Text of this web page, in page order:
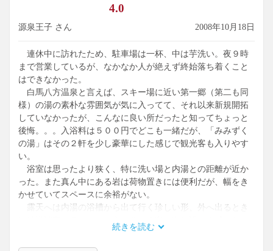
4.0
源泉王子 さん 2008年10月18日
連休中に訪れたため、駐車場は一杯、中は芋洗い。夜９時
まで営業しているが、なかなか人が絶えず終始落ち着くこと
はできなかった。
白馬八方温泉と言えば、スキー場に近い第一郷（第二も同
様）の湯の素朴な雰囲気が気に入ってて、それ以来新規開拓
していなかったが、こんなに良い所だったと知ってちょっと
後悔。。。入浴料は５００円でどこも一緒だが、「みみずく
の湯」はその２軒を少し豪華にした感じで観光客も入りやす
い。
浴室は思ったより狭く、特に洗い場と内湯との距離が近か
った。また真ん中にある岩は荷物置きには便利だが、幅をき
かせていてスペースに余裕がない。
露天へは内湯の浴槽から出て行く珍しい形、外へ出るとき
いずれも混雑がなければ気にならないレベルである。
湯質は白馬独特のアルカリ性の高いぬるぬる系、露天は４
続きを読む